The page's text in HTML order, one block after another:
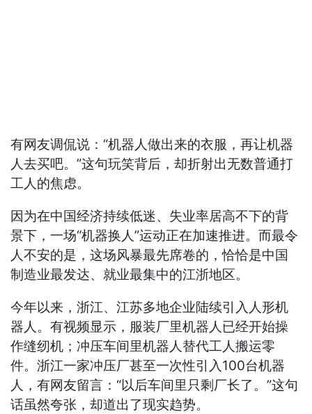
有网友调侃说：“机器人做出来的衣服，再让机器
人去买吧。”这句玩笑背后，却折射出无数普通打
工人的焦虑。
因为在中国经济持续低迷、失业率居高不下的背
景下，一场“机器换人”运动正在加速推进。而最令
人不安的是，这场风暴最先席卷的，恰恰是中国
制造业最发达、就业最集中的江浙地区。
今年以来，浙江、江苏多地企业陆续引入人形机
器人。有视频显示，服装厂里机器人已经开始操
作缝纫机；冲压车间里机器人替代工人搬运零
件。浙江一家冲压厂甚至一次性引入100台机器
人，有网友留言：“以后车间里只剩厂长了。”这句
话虽然夸张，却道出了现实趋势。